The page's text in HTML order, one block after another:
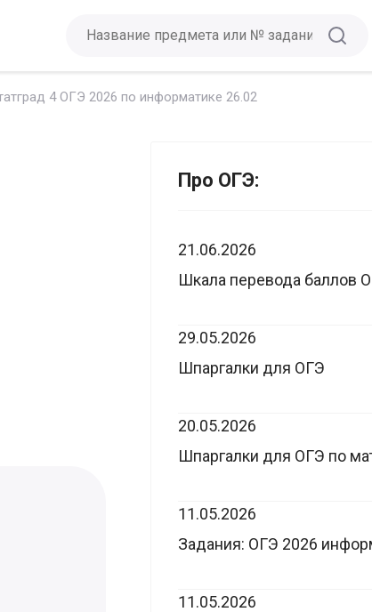
4 ОГЭ 2026 по информатике 26.02
Про ОГЭ:
21.06.2026
Шкала перевода баллов
29.05.2026
Шпаргалки для ОГЭ
20.05.2026
Шпаргалки для ОГЭ по
11.05.2026
Задания: ОГЭ 2026
11.05.2026